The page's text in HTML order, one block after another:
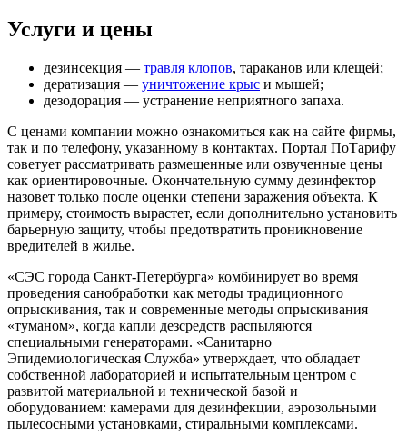
Услуги и цены
дезинсекция — травля клопов, тараканов или клещей;
дератизация — уничтожение крыс и мышей;
дезодорация — устранение неприятного запаха.
С ценами компании можно ознакомиться как на сайте фирмы,
так и по телефону, указанному в контактах. Портал ПоТарифу
советует рассматривать размещенные или озвученные цены
как ориентировочные. Окончательную сумму дезинфектор
назовет только после оценки степени заражения объекта. К
примеру, стоимость вырастет, если дополнительно установить
барьерную защиту, чтобы предотвратить проникновение
вредителей в жилье.
«СЭС города Санкт-Петербурга» комбинирует во время
проведения санобработки как методы традиционного
опрыскивания, так и современные методы опрыскивания
«туманом», когда капли дезсредств распыляются
специальными генераторами. «Санитарно
Эпидемиологическая Служба» утверждает, что обладает
собственной лабораторией и испытательным центром с
развитой материальной и технической базой и
оборудованием: камерами для дезинфекции, аэрозольными
пылесосными установками, стиральными комплексами.